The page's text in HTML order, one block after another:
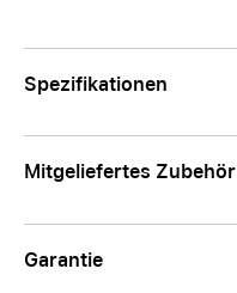
Spezifikationen
Mitgeliefertes Zubehör
Garantie